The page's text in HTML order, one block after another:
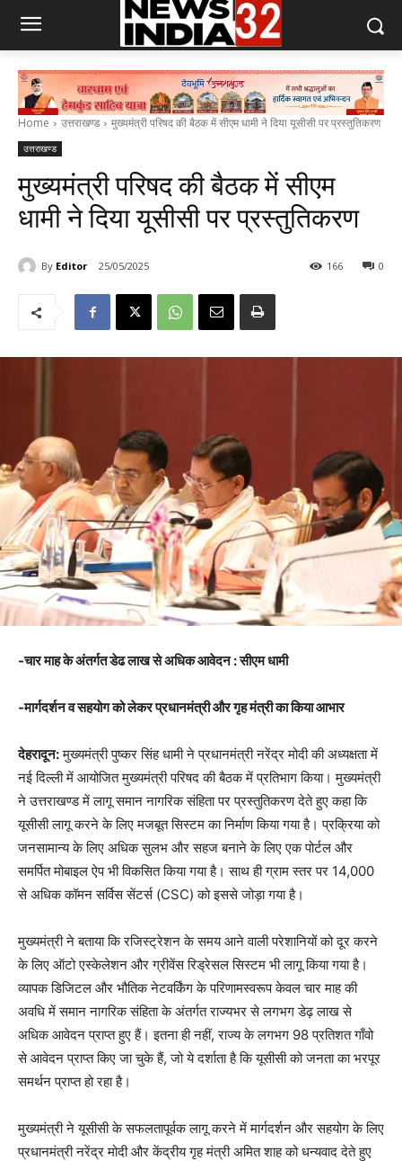
Home उत्तराखण्ड मुख्यमंत्री परिषद की बैठक में सीएम धामी ने दिया यूसीसी पर प्रस्तुतिकरण
उत्तराखण्ड
मुख्यमंत्री परिषद की बैठक में सीएम
धामी ने दिया यूसीसी पर प्रस्तुतिकरण
By Editor 25/05/2025 0
166
-चार माह के अंतर्गत डेढ लाख से अधिक आवेदन : सीएम धामी
-मार्गदर्शन व सहयोग को लेकर प्रधानमंत्री और गृह मंत्री का किया आभार
देहरादून:मुख्यमंत्री पुष्कर सिंह धामी ने प्रधानमंत्री नरेंद्र मोदी की अध्यक्षता में
नई दिल्ली में आयोजित मुख्यमंत्री परिषद की बैठक में प्रतिभाग किया। मुख्यमंत्री
ने उत्तराखण्ड में लागू समान नागरिक संहिता पर प्रस्तुतिकरण देते हुए कहा कि
यूसीसी लागू करने के लिए मजबूत सिस्टम का निर्माण किया गया है। प्रक्रिया को
जनसामान्य के लिए अधिक सुलभ और सहज बनाने के लिए एक पोर्टल और
समर्पित मोबाइल ऐप भी विकसित किया गया है। साथ ही ग्राम स्तर पर 14,000
से अधिक कॉमन सर्विस सेंटर्स (CSC) को इससे जोड़ा गया है।
मुख्यमंत्री ने बताया कि रजिस्ट्रेशन के समय आने वाली परेशानियों को दूर करने
के लिए ऑटो एस्केलेशन और ग्रीवेंस रिड्रेसल सिस्टम भी लागू किया गया है।
व्यापक डिजिटल और भौतिक नेटवर्किंग के परिणामस्वरूप केवल चार माह की
अवधि में समान नागरिक संहिता के अंतर्गत राज्यभर से लगभग डेढ़ लाख से
अधिक आवेदन प्राप्त हुए हैं। इतना ही नहीं, राज्य के लगभग 98 प्रतिशत गाँवो
से आवेदन प्राप्त किए जा चुके हैं, जो ये दर्शाता है कि यूसीसी को जनता का भरपूर
समर्थन प्राप्त हो रहा है।
मुख्यमंत्री ने यूसीसी के सफलतापूर्वक लागू करने में मार्गदर्शन और सहयोग के लिए
प्रधानमंत्री नरेंद्र मोदी और केंद्रीय गृह मंत्री अमित शाह को धन्यवाद देते हुए